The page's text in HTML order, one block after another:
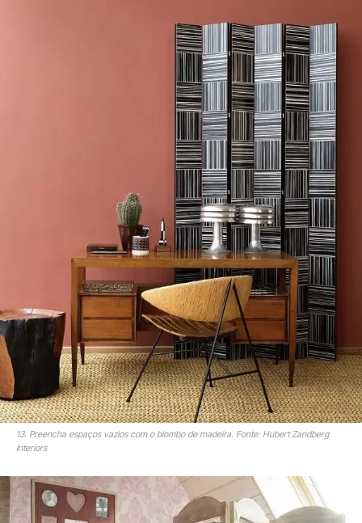
13. Preencha espaços vazios com o biombo de madeira. Fonte: Hubert Zandberg
Interiors